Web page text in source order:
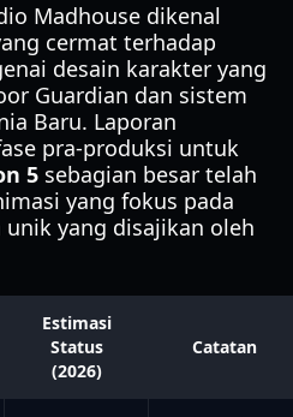
Madhouse dikenal
cermat terhadap
desain karakter yang
Guardian dan sistem
Baru. Laporan
pra-produksi untuk
5 sebagian besar telah
yang fokus pada
yang disajikan oleh
Estimasi
Status
(2026)
Catatan